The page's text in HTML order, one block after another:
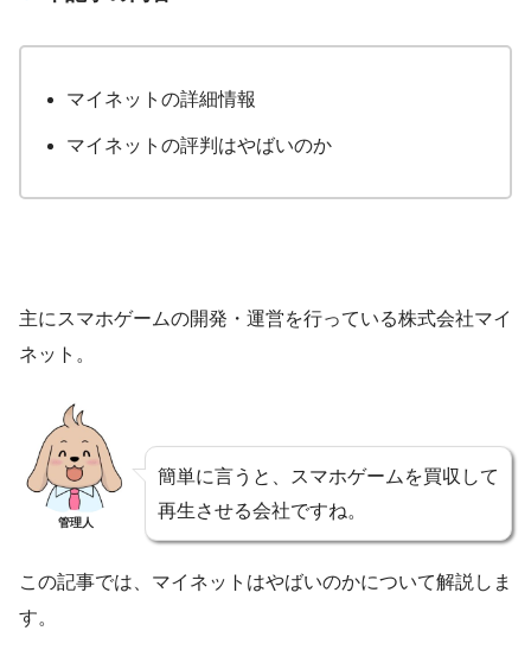
マイネットの詳細情報
マイネットの評判はやばいのか
主にスマホゲームの開発・運営を行っている株式会社マイ
ネット。
管理人
簡単に言うと、スマホゲームを買収して
再生させる会社ですね。
この記事では、マイネットはやばいのかについて解説しま
す。